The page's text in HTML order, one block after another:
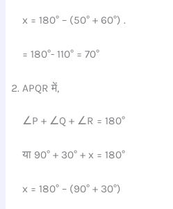
x = 180° – (50° + 60°) .
= 180°- 110° = 70°
APQR में,
∠P + ∠Q + ∠R = 180°
या 90° + 30° + x = 180°
x = 180° – (90° + 30°)